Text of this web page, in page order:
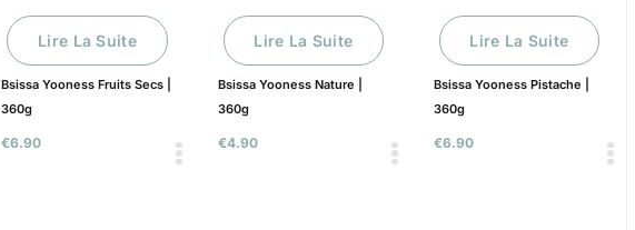
€6.90
Bsissa Yooness Fruits Secs |
360g
Lire La Suite
€4.90
Bsissa Yooness Nature |
360g
Lire La Suite
€6.90
Bsissa Yooness Pistache |
360g
Lire La Suite